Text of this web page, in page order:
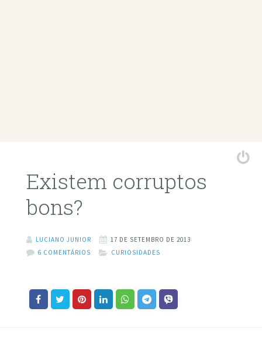
Existem corruptos
bons?
LUCIANO JUNIOR
17 DE SETEMBRO DE 2013
6 COMENTÁRIOS
CURIOSIDADES